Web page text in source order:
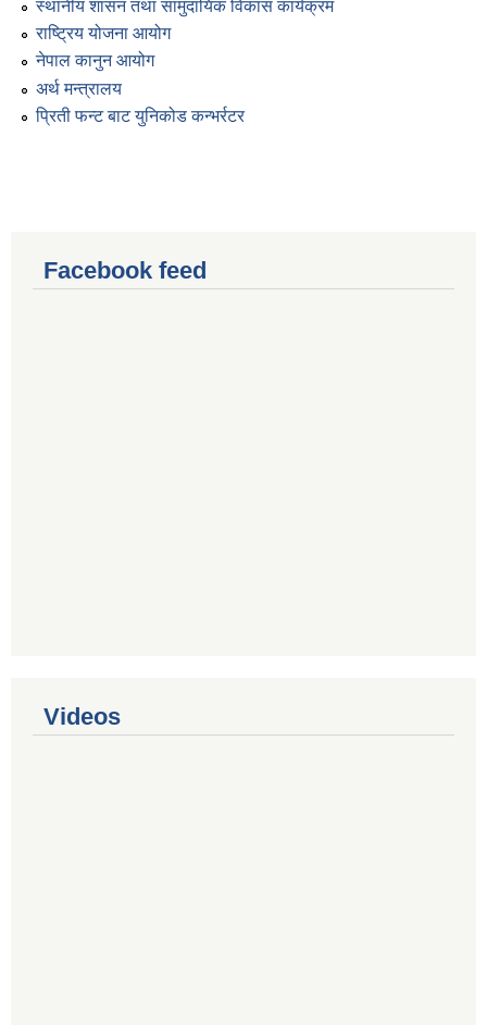
स्थानीय शासन तथा सामुदायिक विकास कार्यक्रम
राष्ट्रिय योजना आयोग
नेपाल कानुन आयोग
अर्थ मन्त्रालय
प्रिती फन्ट बाट युनिकोड कन्भर्रटर
Facebook feed
Videos